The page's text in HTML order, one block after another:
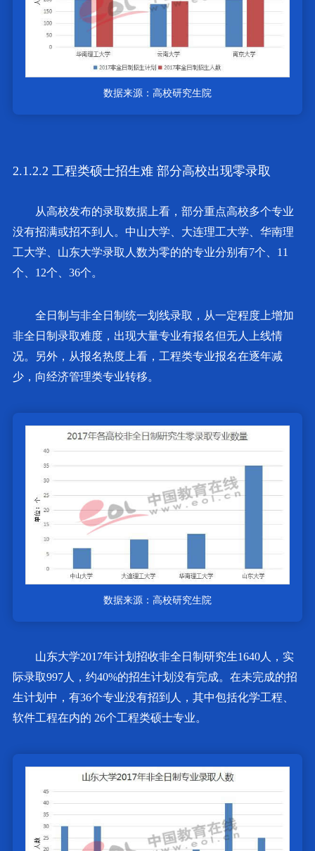
数据来源：高校研究生院
2.1.2.2 工程类硕士招生难 部分高校出现零录取
从高校发布的录取数据上看，部分重点高校多个专业
没有招满或招不到人。中山大学、大连理工大学、华南理
工大学、山东大学录取人数为零的的专业分别有7个、11
个、12个、36个。
全日制与非全日制统一划线录取，从一定程度上增加
非全日制录取难度，出现大量专业有报名但无人上线情
况。另外，从报名热度上看，工程类专业报名在逐年减
少，向经济管理类专业转移。
数据来源：高校研究生院
山东大学2017年计划招收非全日制研究生1640人，实
际录取997人，约40%的招生计划没有完成。在未完成的招
生计划中，有36个专业没有招到人，其中包括化学工程、
软件工程在内的 26个工程类硕士专业。